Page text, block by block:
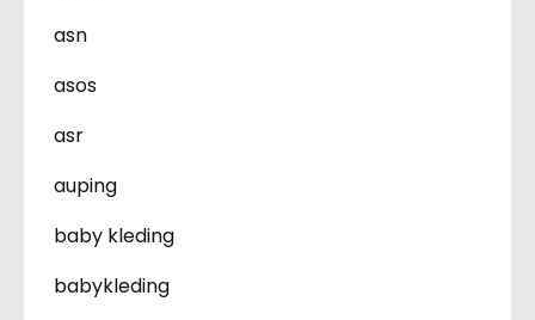
asn
asos
asr
auping
baby kleding
babykleding